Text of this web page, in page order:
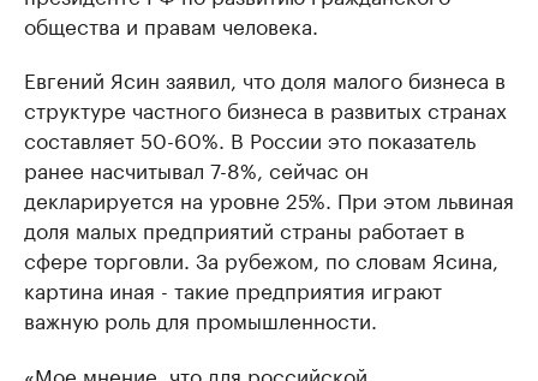
общества и правам человека.
Евгений Ясин заявил, что доля малого бизнеса в
структуре частного бизнеса в развитых странах
составляет 50-60%. В России это показатель
ранее насчитывал 7-8%, сейчас он
декларируется на уровне 25%. При этом львиная
доля малых предприятий страны работает в
сфере торговли. За рубежом, по словам Ясина,
картина иная - такие предприятия играют
важную роль для промышленности.
«Мое мнение, что для российской